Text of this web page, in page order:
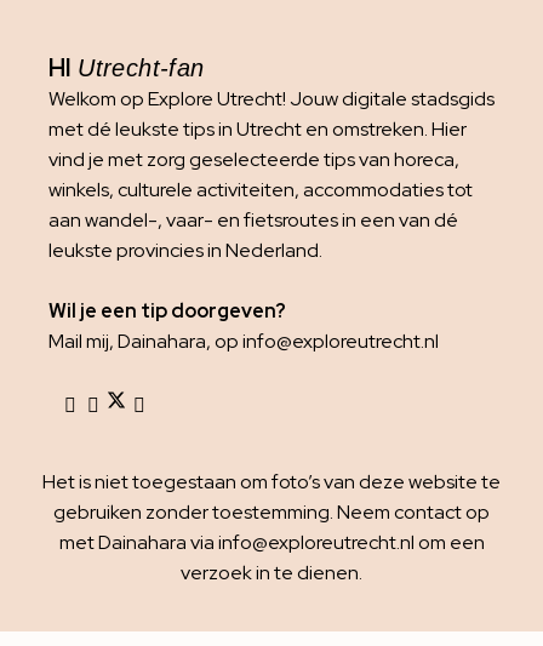
HI Utrecht-fan
Welkom op Explore Utrecht! Jouw digitale stadsgids
met dé leukste tips in Utrecht en omstreken. Hier
vind je met zorg geselecteerde tips van horeca,
winkels, culturele activiteiten, accommodaties tot
aan wandel-, vaar- en fietsroutes in een van dé
leukste provincies in Nederland.
Wil je een tip doorgeven?
Mail mij, Dainahara, op info@exploreutrecht.nl
Het is niet toegestaan om foto’s van deze website te
gebruiken zonder toestemming. Neem contact op
met Dainahara via info@exploreutrecht.nl om een
verzoek in te dienen.